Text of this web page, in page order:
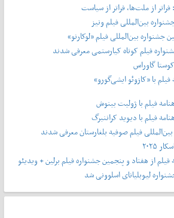
از ملت‌ها، فراتر از سیاست
بین‌المللی فیلم ونیز
جشنواره بین‌المللی فیلم «لوکارنو»
فیلم کوتاه کیارستمی معرفی شدند
گاوراس
با «کازوئو ایشی‌گورو»
فیلم با ژولیت بینوش
فیلم با دیوید کراننبرگ
فیلم صوفیه بلغارستان معرفی شدند
از هفتاد و پنجمین جشنواره فیلم برلین + ویدیئو
لیوبلیانای اسلوونی شد